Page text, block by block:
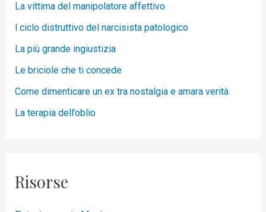
La vittima del manipolatore affettivo
l ciclo distruttivo del narcisista patologico
La più grande ingiustizia
Le briciole che ti concede
Come dimenticare un ex tra nostalgia e amara verità
La terapia dell’oblio
Risorse